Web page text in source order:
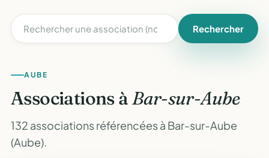
Rechercher
AUBE
Associations àBar-sur-Aube
132 associations référencées à Bar-sur-Aube
(Aube).